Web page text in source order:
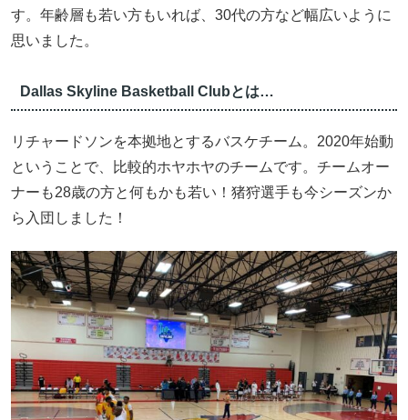
す。年齢層も若い方もいれば、30代の方など幅広いように
思いました。
Dallas Skyline Basketball Clubとは…
リチャードソンを本拠地とするバスケチーム。2020年始動
ということで、比較的ホヤホヤのチームです。チームオー
ナーも28歳の方と何もかも若い！猪狩選手も今シーズンか
ら入団しました！